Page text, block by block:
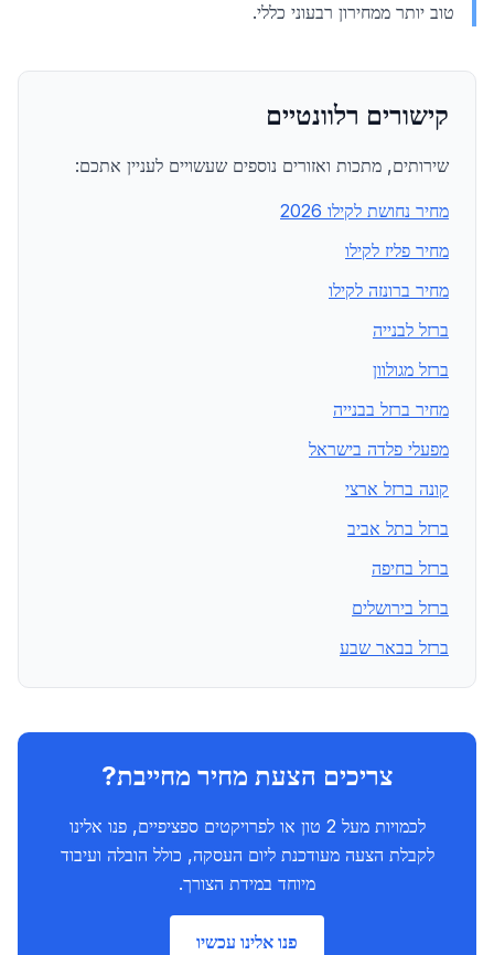
טוב יותר ממחירון רבעוני כללי.
קישורים רלוונטיים
שירותים, מתכות ואזורים נוספים שעשויים לעניין אתכם:
מחיר נחושת לקילו 2026
מחיר פליז לקילו
מחיר ברונזה לקילו
ברזל לבנייה
ברזל מגולוון
מחיר ברזל בבנייה
מפעלי פלדה בישראל
קונה ברזל ארצי
ברזל בתל אביב
ברזל בחיפה
ברזל בירושלים
ברזל בבאר שבע
צריכים הצעת מחיר מחייבת?
לכמויות מעל 2 טון או לפרויקטים ספציפיים, פנו אלינו
לקבלת הצעה מעודכנת ליום העסקה, כולל הובלה ועיבוד
מיוחד במידת הצורך.
פנו אלינו עכשיו